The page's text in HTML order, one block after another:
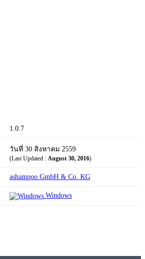
1.0.7
วันที่ 30 สิงหาคม 2559
(Last Updated : August 30, 2016)
ashampoo GmbH & Co. KG
Windows